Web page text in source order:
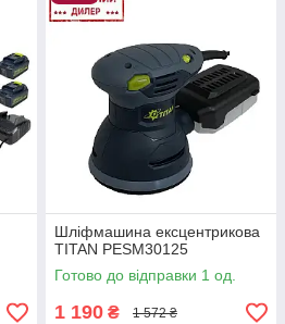
Шліфмашина ексцентрикова
TITAN PESM30125
Готово до відправки 1 од.
1 190 ₴ 1 572 ₴